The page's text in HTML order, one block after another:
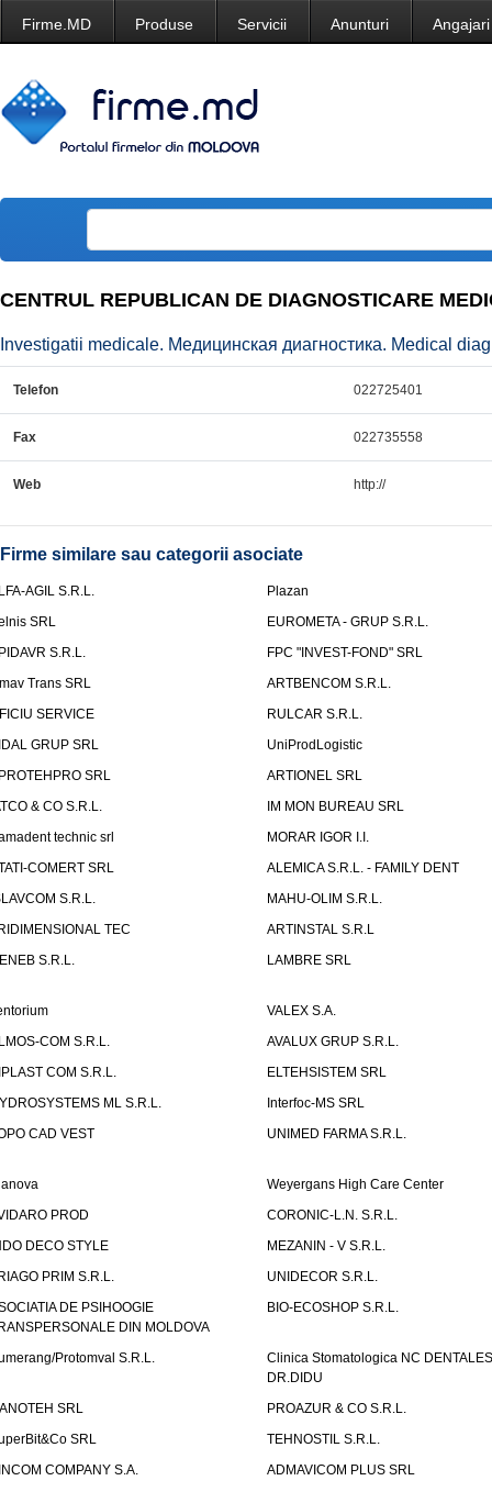
Firme.MD Produse Servicii Anunturi Angajari
CENTRUL REPUBLICAN DE DIAGNOSTICARE
Investigatii medicale. Медицинская диагностика. Medical
Telefon 022725401
Fax 022735558
Web http://
Firme similare sau categorii asociate
AGIL S.R.L.
Plazan
SRL
EUROMETA - GRUP S.R.L.
S.R.L.
FPC "INVEST-FOND" SRL
Trans SRL
ARTBENCOM S.R.L.
SERVICE
RULCAR S.R.L.
GRUP SRL
UniProdLogistic
SRL
ARTIONEL SRL
& CO S.R.L.
IM MON BUREAU SRL
technic srl
MORAR IGOR I.I.
COMERT SRL
ALEMICA S.R.L. - FAMILY DENT
S.R.L.
MAHU-OLIM S.R.L.
TEC
ARTINSTAL S.R.L
S.R.L.
LAMBRE SRL
VALEX S.A.
COM S.R.L.
AVALUX GRUP S.R.L.
COM S.R.L.
ELTEHSISTEM SRL
ML S.R.L.
Interfoc-MS SRL
CAD VEST
UNIMED FARMA S.R.L.
Weyergans High Care Center
PROD
CORONIC-L.N. S.R.L.
DECO STYLE
MEZANIN - V S.R.L.
PRIM S.R.L.
UNIDECOR S.R.L.
DE PSIHOOGIE
DIN MOLDOVA
BIO-ECOSHOP S.R.L.
Protomval S.R.L.
Clinica Stomatologica NC DENTALES
DR.DIDU
SRL
PROAZUR & CO S.R.L.
SRL
TEHNOSTIL S.R.L.
COMPANY S.A.
ADMAVICOM PLUS SRL